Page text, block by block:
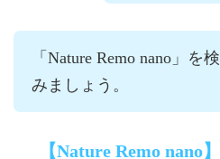
「Nature Remo nano」を
みましょう。
【Nature Remo nano